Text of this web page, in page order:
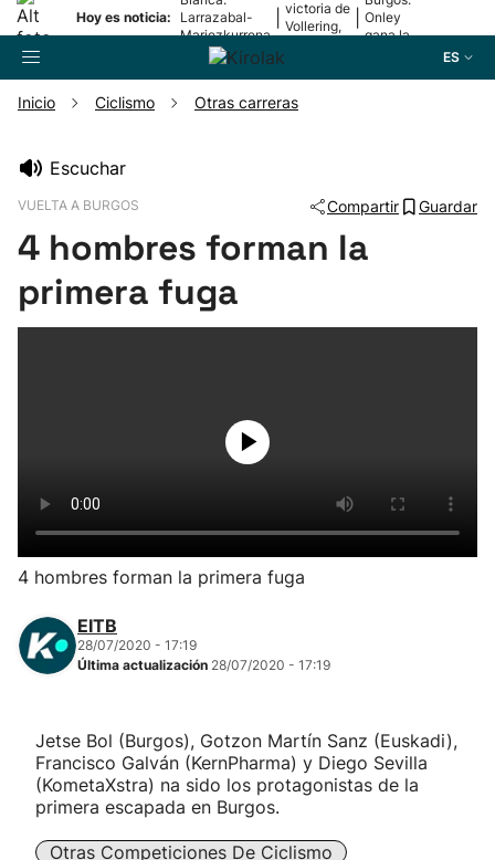
Hoy es noticia:
Larrazabal-
Mariezkurrena
II, a la final
victoria de
Vollering,
Onley
gana la
ES
Pelota
Herri-kirolak
Balonmano
Kirolak 360
Carreras de montaña
Inicio Ciclismo Otras carreras
Escuchar
VUELTA A BURGOS Compartir Guardar
4 hombres forman la
primera fuga
4 hombres forman la primera fuga
EITB
28/07/2020 - 17:19
Última actualización 28/07/2020 - 17:19
Jetse Bol (Burgos), Gotzon Martín Sanz (Euskadi),
Francisco Galván (KernPharma) y Diego Sevilla
(KometaXstra) na sido los protagonistas de la
primera escapada en Burgos.
Otras Competiciones De Ciclismo